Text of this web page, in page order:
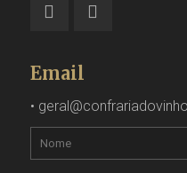
Email
•